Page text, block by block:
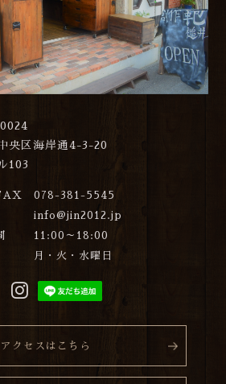
央区海岸通4-3-20
103
078-381-5545
info@jin2012.jp
11:00～18:00
月・火・水曜日
アクセスはこちら